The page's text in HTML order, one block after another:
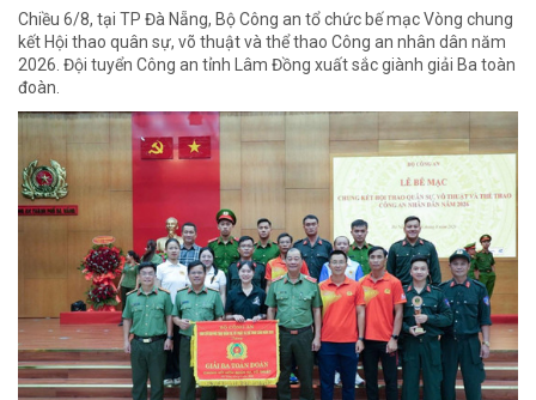
Chiều 6/8, tại TP Đà Nẵng, Bộ Công an tổ chức bế mạc Vòng chung
kết Hội thao quân sự, võ thuật và thể thao Công an nhân dân năm
2026. Đội tuyển Công an tỉnh Lâm Đồng xuất sắc giành giải Ba toàn
đoàn.